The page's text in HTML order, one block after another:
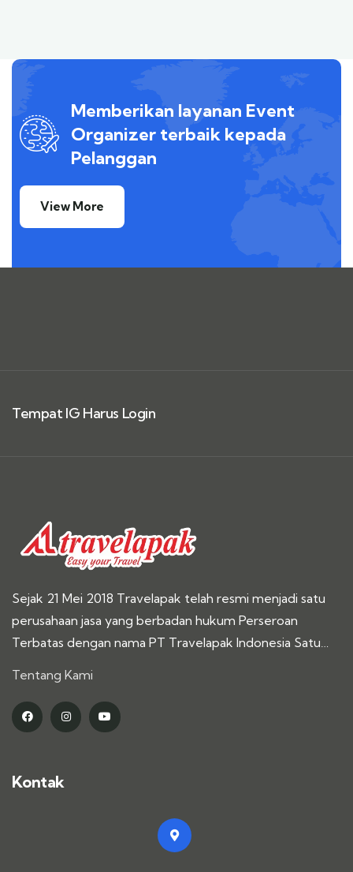
Memberikan layanan Event
Organizer terbaik kepada
Pelanggan
View More
Tempat IG Harus Login
Sejak 21 Mei 2018 Travelapak telah resmi menjadi satu
perusahaan jasa yang berbadan hukum Perseroan
Terbatas dengan nama PT Travelapak Indonesia Satu…
Tentang Kami
Kontak